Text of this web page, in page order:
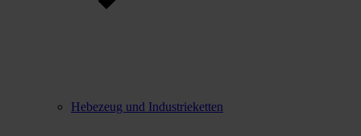
Hebezeug und Industrieketten